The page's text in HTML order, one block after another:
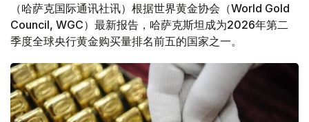
（哈萨克国际通讯社讯）根据世界黄金协会（World Gold
Council, WGC）最新报告，哈萨克斯坦成为2026年第二
季度全球央行黄金购买量排名前五的国家之一。